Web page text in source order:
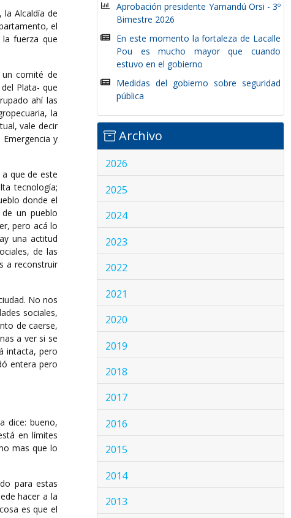
Alcaldía de
el
fuerza que
comité de
Plata- que
ahí las
la
vale decir
y
que de este
tecnología;
donde el
un pueblo
pero acá lo
una actitud
de las
a reconstruir
No nos
sociales,
de caerse,
a ver si se
intacta, pero
entera pero
dice: bueno,
en límites
mas que lo
para estas
hacer a la
es que el
Aprobación presidente Yamandú Orsi - 3º
Bimestre 2026
En este momento la fortaleza de Lacalle
Pou es mucho mayor que cuando
estuvo en el gobierno
Medidas del gobierno sobre seguridad
pública
Archivo
2026
2025
2024
2023
2022
2021
2020
2019
2018
2017
2016
2015
2014
2013